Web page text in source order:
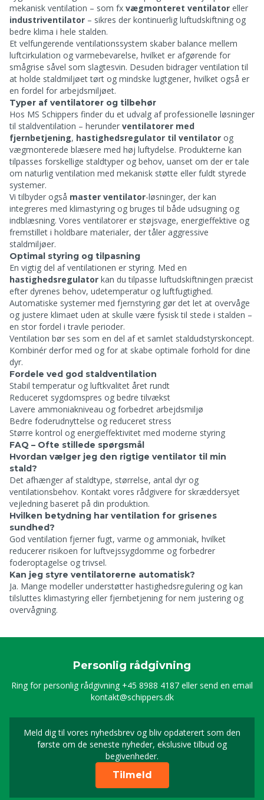
mekanisk ventilation – som fx vægmonteret ventilator eller
industriventilator – sikres der kontinuerlig luftudskiftning og
bedre klima i hele stalden.
Et velfungerende ventilationssystem skaber balance mellem
luftcirkulation og varmebevarelse, hvilket er afgørende for
smågrise såvel som slagtesvin. Desuden bidrager ventilation til
at holde staldmiljøet tørt og mindske lugtgener, hvilket også er
en fordel for arbejdsmiljøet.
Typer af ventilatorer og tilbehør
Hos MS Schippers finder du et udvalg af professionelle løsninger
til staldventilation – herunder ventilatorer med
fjernbetjening, hastighedsregulator til ventilator og
vægmonterede blæsere med høj luftydelse. Produkterne kan
tilpasses forskellige staldtyper og behov, uanset om der er tale
om naturlig ventilation med mekanisk støtte eller fuldt styrede
systemer.
Vi tilbyder også master ventilator-løsninger, der kan
integreres med klimastyring og bruges til både udsugning og
indblæsning. Vores ventilatorer er støjsvage, energieffektive og
fremstillet i holdbare materialer, der tåler aggressive
staldmiljøer.
Optimal styring og tilpasning
En vigtig del af ventilationen er styring. Med en
hastighedsregulator kan du tilpasse luftudskiftningen præcist
efter dyrenes behov, udetemperatur og luftfugtighed.
Automatiske systemer med fjernstyring gør det let at overvåge
og justere klimaet uden at skulle være fysisk til stede i stalden –
en stor fordel i travle perioder.
Ventilation bør ses som en del af et samlet staldudstyrskoncept.
Kombinér derfor med og for at skabe optimale forhold for dine
dyr.
Fordele ved god staldventilation
Stabil temperatur og luftkvalitet året rundt
Reduceret sygdomspres og bedre tilvækst
Lavere ammoniakniveau og forbedret arbejdsmiljø
Bedre foderudnyttelse og reduceret stress
Større kontrol og energieffektivitet med moderne styring
FAQ – Ofte stillede spørgsmål
Hvordan vælger jeg den rigtige ventilator til min
stald?
Det afhænger af staldtype, størrelse, antal dyr og
ventilationsbehov. Kontakt vores rådgivere for skræddersyet
vejledning baseret på din produktion.
Hvilken betydning har ventilation for grisenes
sundhed?
God ventilation fjerner fugt, varme og ammoniak, hvilket
reducerer risikoen for luftvejssygdomme og forbedrer
foderoptagelse og trivsel.
Kan jeg styre ventilatorerne automatisk?
Ja. Mange modeller understøtter hastighedsregulering og kan
tilsluttes klimastyring eller fjernbetjening for nem justering og
overvågning.
Personlig rådgivning
Ring for personlig rådgivning +45 8988 4187 eller send en email
kontakt@schippers.dk
Meld dig til vores nyhedsbrev og bliv opdaterert som den
første om de seneste nyheder, ekslusive tilbud og
begivenheder.
Timeld dig vores
Tilmeld